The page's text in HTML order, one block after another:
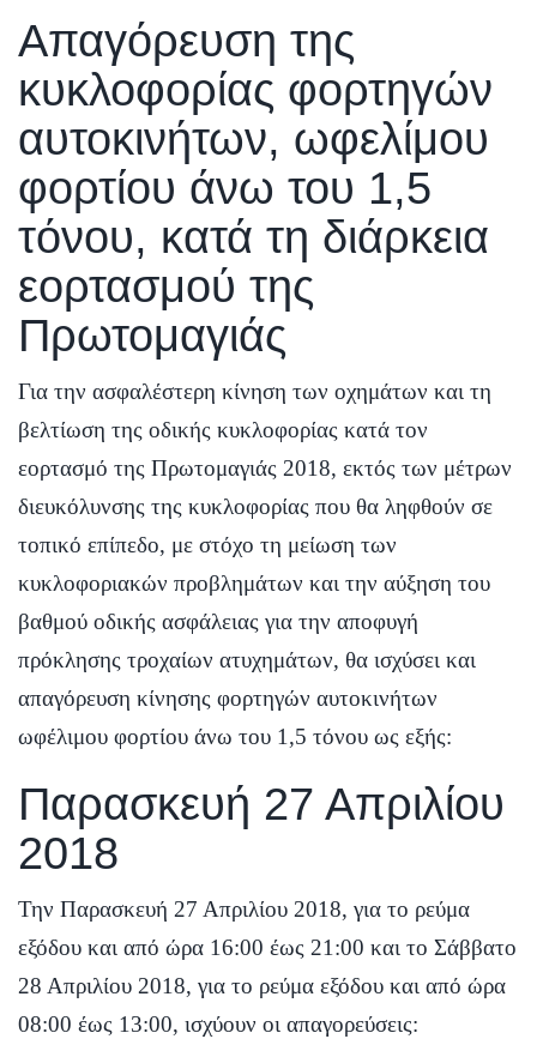
Απαγόρευση της
κυκλοφορίας φορτηγών
αυτοκινήτων, ωφελίμου
φορτίου άνω του 1,5
τόνου, κατά τη διάρκεια
εορτασμού της
Πρωτομαγιάς
Για την ασφαλέστερη κίνηση των οχημάτων και τη
βελτίωση της οδικής κυκλοφορίας κατά τον
εορτασμό της Πρωτομαγιάς 2018, εκτός των μέτρων
διευκόλυνσης της κυκλοφορίας που θα ληφθούν σε
τοπικό επίπεδο, με στόχο τη μείωση των
κυκλοφοριακών προβλημάτων και την αύξηση του
βαθμού οδικής ασφάλειας για την αποφυγή
πρόκλησης τροχαίων ατυχημάτων, θα ισχύσει και
απαγόρευση κίνησης φορτηγών αυτοκινήτων
ωφέλιμου φορτίου άνω του 1,5 τόνου ως εξής:
Παρασκευή 27 Απριλίου
2018
Την Παρασκευή 27 Απριλίου 2018, για το ρεύμα
εξόδου και από ώρα 16:00 έως 21:00 και το Σάββατο
28 Απριλίου 2018, για το ρεύμα εξόδου και από ώρα
08:00 έως 13:00, ισχύουν οι απαγορεύσεις: